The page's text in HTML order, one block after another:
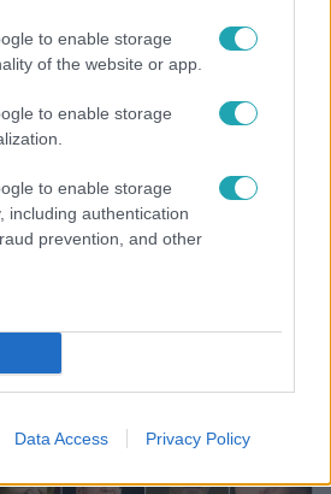
to enable storage
of the website or app.
to enable storage
to enable storage
including authentication
prevention, and other
Data Access Privacy Policy
stratégia megosztani a
annak a szavazónak, aki le
de a Kétfarkú Kutya Pártot is a